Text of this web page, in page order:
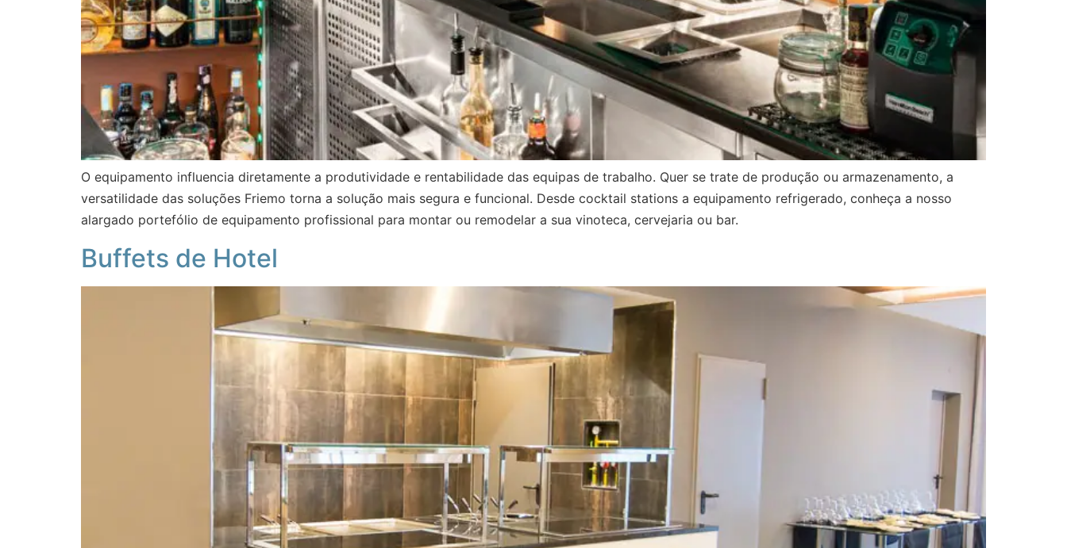
O equipamento influencia diretamente a produtividade e rentabilidade das equipas de trabalho. Quer se trate de produção ou armazenamento, a
versatilidade das soluções Friemo torna a solução mais segura e funcional. Desde cocktail stations a equipamento refrigerado, conheça a nosso
alargado portefólio de equipamento profissional para montar ou remodelar a sua vinoteca, cervejaria ou bar.
Buffets de Hotel